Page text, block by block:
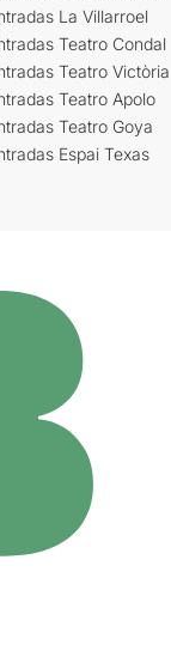
La Villarroel
Teatro Condal
Teatro Victòria
Teatro Apolo
Teatro Goya
Espai Texas